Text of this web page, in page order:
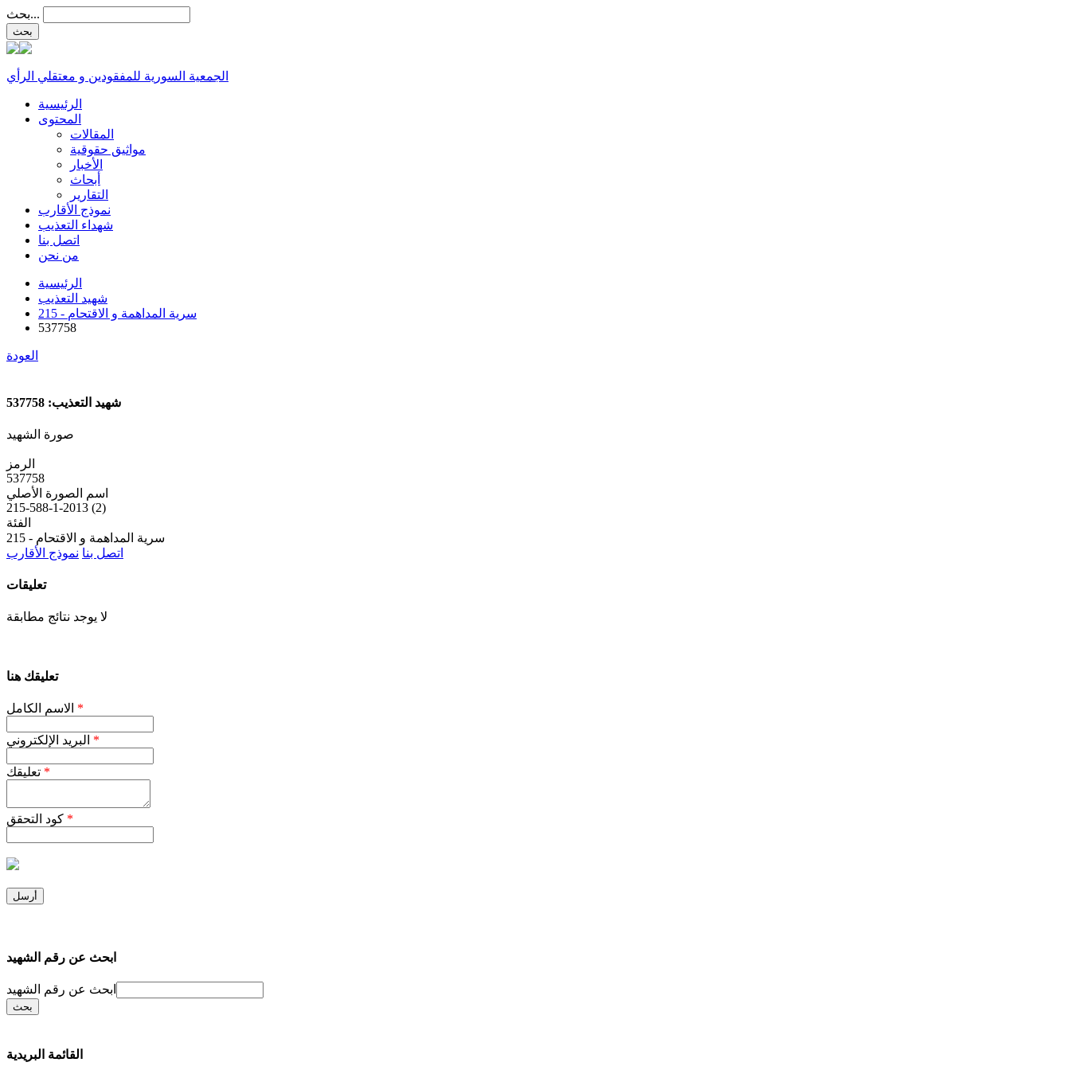
بحث...
الجمعية السورية للمفقودين و معتقلي الرأي
الرئيسية
المحتوى
المقالات
مواثيق حقوقية
الأخبار
أبحاث
التقارير
نموذج الأقارب
شهداء التعذيب
اتصل بنا
من نحن
الرئيسية
شهيد التعذيب
215 - سرية المداهمة و الاقتحام
537758
العودة
شهيد التعذيب: 537758
صورة الشهيد
الرمز
537758
اسم الصورة الأصلي
215-588-1-2013 (2)
الفئة
215 - سرية المداهمة و الاقتحام
اتصل بنا نموذج الأقارب
تعليقات
لا يوجد نتائج مطابقة
تعليقك هنا
*
*
*
*
ابحث عن رقم الشهيد
ابحث عن رقم الشهيد
القائمة البريدية